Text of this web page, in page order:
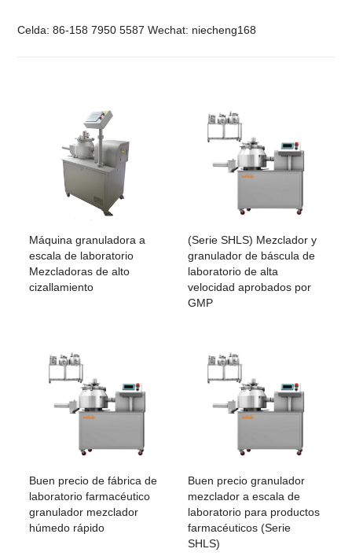
Celda: 86-158 7950 5587 Wechat: niecheng168
Máquina granuladora a
escala de laboratorio
Mezcladoras de alto
cizallamiento
(Serie SHLS) Mezclador y
granulador de báscula de
laboratorio de alta
velocidad aprobados por
GMP
Buen precio de fábrica de
laboratorio farmacéutico
granulador mezclador
húmedo rápido
Buen precio granulador
mezclador a escala de
laboratorio para productos
farmacéuticos (Serie
SHLS)